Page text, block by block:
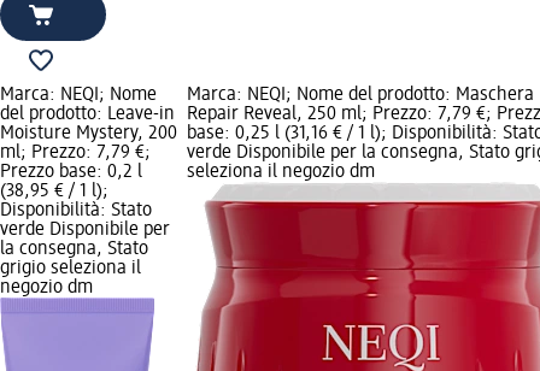
Marca: NEQI; Nome
del prodotto: Leave-in
Moisture Mystery, 200
ml; Prezzo: 7,79 €;
Prezzo base: 0,2 l
(38,95 € / 1 l);
Disponibilità: Stato
verde Disponibile per
la consegna, Stato
grigio seleziona il
negozio dm
Marca: NEQI; Nome del prodotto: Maschera
Repair Reveal, 250 ml; Prezzo: 7,79 €;
base: 0,25 l (31,16 € / 1 l); Disponibilità:
verde Disponibile per la consegna, Stato
seleziona il negozio dm